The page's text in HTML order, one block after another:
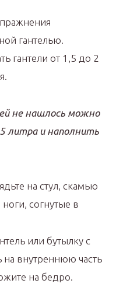
гантелью.
гантели от 1,5 до 2
не нашлось можно
литра и наполнить
на стул, скамью
согнутые в
или бутылку с
внутреннюю часть
на бедро.